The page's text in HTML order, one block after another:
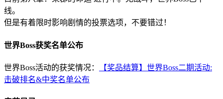
线。
但是有着限时影响剧情的投票选项，不要错过！
世界Boss获奖名单公布
世界Boss活动的获奖情况：
【奖品结算】世界Boss二期活动:
击破排名&中奖名单公布